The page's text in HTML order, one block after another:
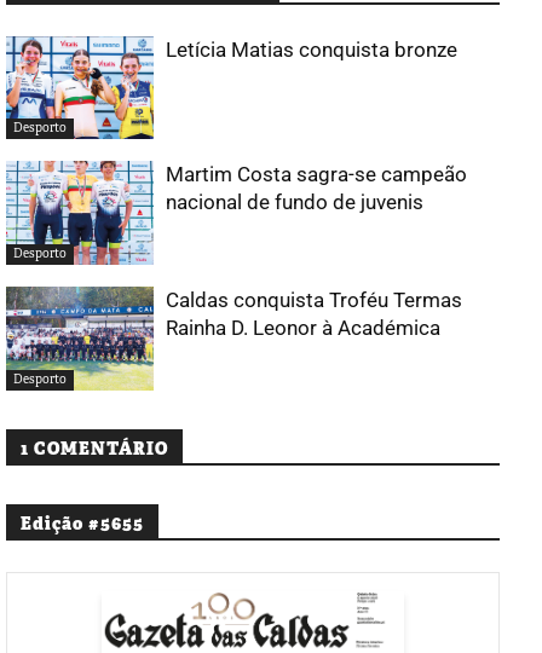
Desporto
Letícia Matias conquista bronze
Desporto
Martim Costa sagra-se campeão
nacional de fundo de juvenis
Desporto
Caldas conquista Troféu Termas
Rainha D. Leonor à Académica
1 COMENTÁRIO
Edição #5655